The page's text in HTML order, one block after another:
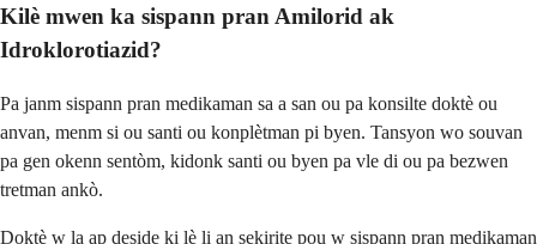
Kilè mwen ka sispann pran Amilorid ak
Idroklorotiazid?
Pa janm sispann pran medikaman sa a san ou pa konsilte doktè ou
anvan, menm si ou santi ou konplètman pi byen. Tansyon wo souvan
pa gen okenn sentòm, kidonk santi ou byen pa vle di ou pa bezwen
tretman ankò.
Doktè w la ap deside ki lè li an sekirite pou w sispann pran medikaman